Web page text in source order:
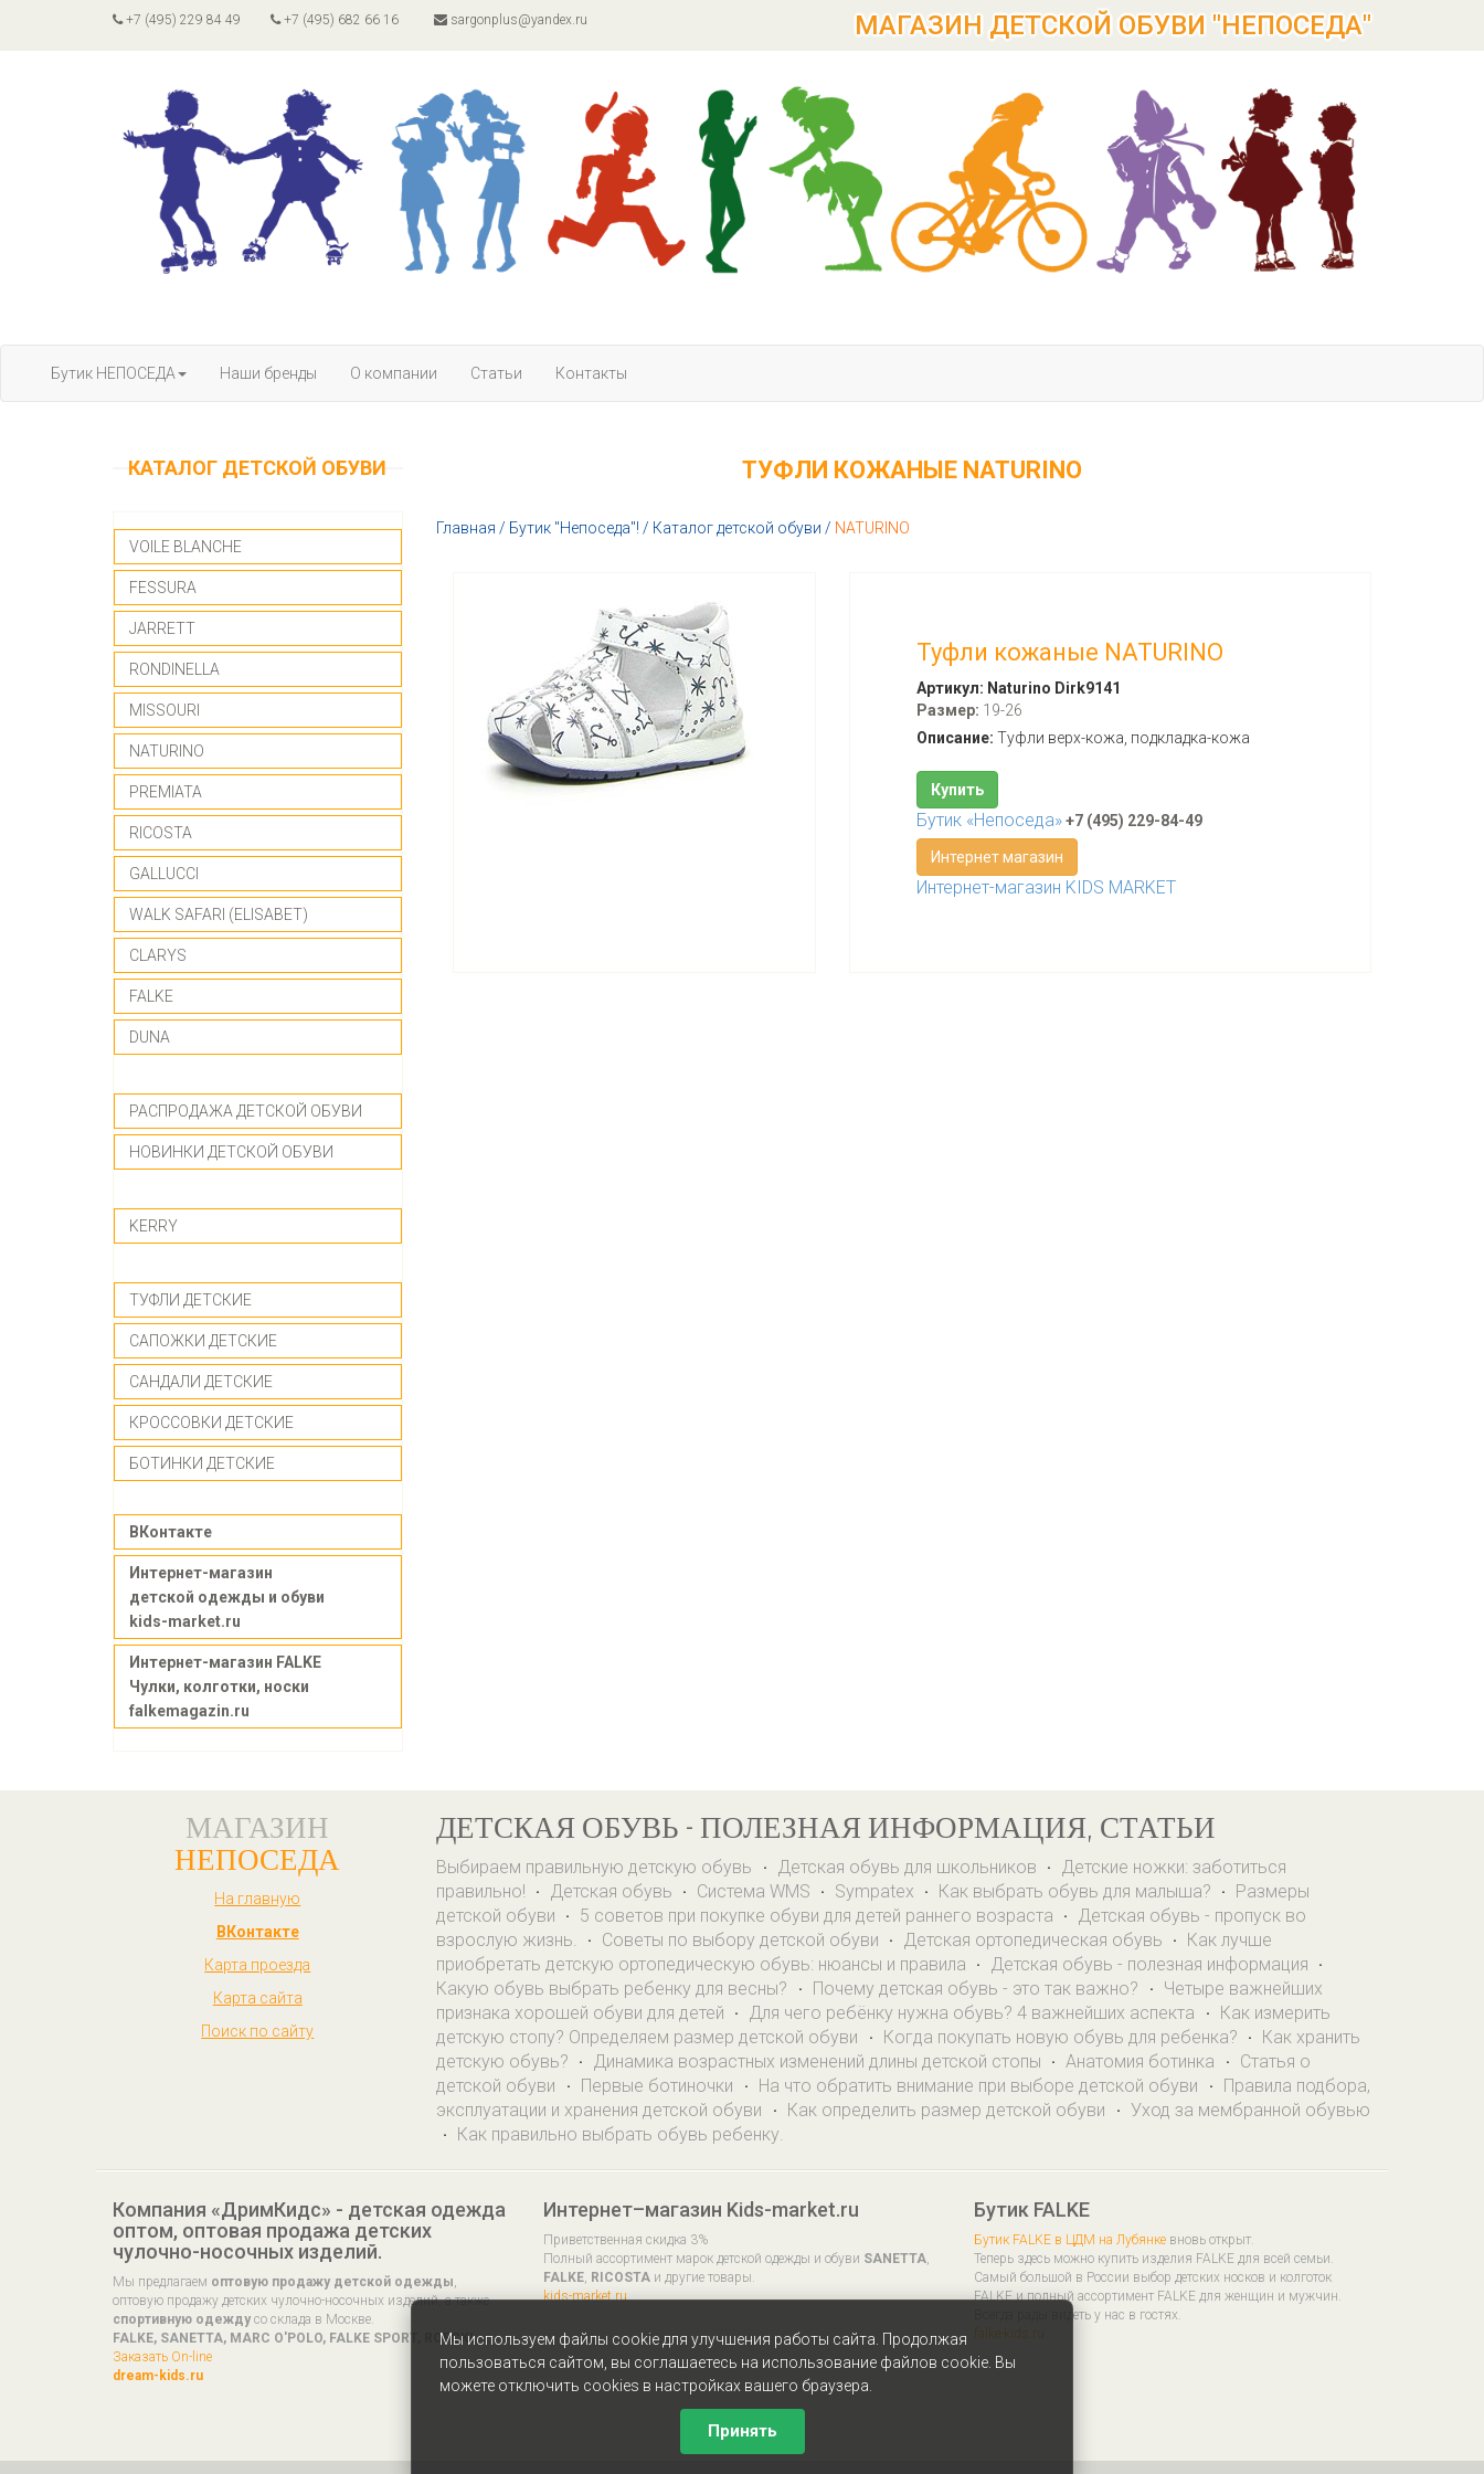
+7 (495) 229 84 49 +7 (495) 682 66 16 sargonplus@yandex.ru МАГАЗИН ДЕТСКОЙ ОБУВИ "НЕПОСЕДА"
Бутик НЕПОСЕДА Наши бренды О компании Статьи Контакты
КАТАЛОГ ДЕТСКОЙ ОБУВИ
VOILE BLANCHE
FESSURA
JARRETT
RONDINELLA
MISSOURI
NATURINO
PREMIATA
RICOSTA
GALLUCCI
WALK SAFARI (ELISABET)
CLARYS
FALKE
DUNA
РАСПРОДАЖА ДЕТСКОЙ ОБУВИ
НОВИНКИ ДЕТСКОЙ ОБУВИ
KERRY
ТУФЛИ ДЕТСКИЕ
САПОЖКИ ДЕТСКИЕ
САНДАЛИ ДЕТСКИЕ
КРОССОВКИ ДЕТСКИЕ
БОТИНКИ ДЕТСКИЕ
ВКонтакте
Интернет-магазин
детской одежды и обуви
kids-market.ru
Интернет-магазин FALKE
Чулки, колготки, носки
falkemagazin.ru
ТУФЛИ КОЖАНЫЕ NATURINO
Главная / Бутик "Непоседа"! / Каталог детской обуви / NATURINO
Туфли кожаные NATURINO
Артикул: Naturino Dirk9141
Размер: 19-26
Описание: Туфли верх-кожа, подкладка-кожа
Купить
Бутик «Непоседа»+7 (495) 229-84-49
Интернет магазин
Интернет-магазин KIDS MARKET
МАГАЗИН
НЕПОСЕДА
На главную
ВКонтакте
Карта проезда
Карта сайта
Поиск по сайту
ДЕТСКАЯ ОБУВЬ - ПОЛЕЗНАЯ ИНФОРМАЦИЯ, СТАТЬИ
Выбираем правильную детскую обувь · Детская обувь для школьников ·
Детские ножки: заботиться
правильно!
· Детская обувь · Система WMS · Sympatex · Как выбрать обувь для малыша? ·
Размеры
детской обуви
· 5 советов при покупке обуви для детей раннего возраста ·
Детская обувь - пропуск во
взрослую жизнь.
· Советы по выбору детской обуви · Детская ортопедическая обувь ·
Как лучше
приобретать детскую ортопедическую обувь: нюансы и правила
· Детская обувь - полезная информация ·
Какую обувь выбрать ребенку для весны? · Почему детская обувь - это так важно? ·
Четыре важнейших
признака хорошей обуви для детей
· Для чего ребёнку нужна обувь? 4 важнейших аспекта ·
Как измерить
детскую стопу? Определяем размер детской обуви
· Когда покупать новую обувь для ребенка? ·
Как хранить
детскую обувь?
· Динамика возрастных изменений длины детской стопы · Анатомия ботинка ·
Статья о
детской обуви
· Первые ботиночки · На что обратить внимание при выборе детской обуви ·
Правила подбора,
эксплуатации и хранения детской обуви
· Как определить размер детской обуви · Уход за мембранной обувью
· Как правильно выбрать обувь ребенку.
Компания «ДримКидс» - детская одежда
оптом, оптовая продажа детских
чулочно-носочных изделий.
Мы предлагаем оптовую продажу детской одежды,
оптовую продажу детских чулочно-носочных изделий, а также
спортивную одежду со склада в Москве.
FALKE, SANETTA, MARC O'POLO, FALKE SPORT, ROECKL...
Заказать On-line
dream-kids.ru
Интернет–магазин Kids-market.ru
Приветственная скидка 3%
Полный ассортимент марок детской одежды и обуви SANETTA,
FALKE, RICOSTA и другие товары.
kids-market.ru
Бутик FALKE
Бутик FALKE в ЦДМ на Лубянке вновь открыт.
Теперь здесь можно купить изделия FALKE для всей семьи.
Самый большой в России выбор детских носков и колготок
FALKE и полный ассортимент FALKE для женщин и мужчин.
Всегда рады видеть у нас в гостях.
falke-kids.ru
Мы используем файлы cookie для улучшения работы сайта. Продолжая
пользоваться сайтом, вы соглашаетесь на использование файлов cookie. Вы
можете отключить cookies в настройках вашего браузера.
Принять